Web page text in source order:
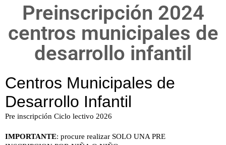
Preinscripción 2024
centros municipales de
desarrollo infantil